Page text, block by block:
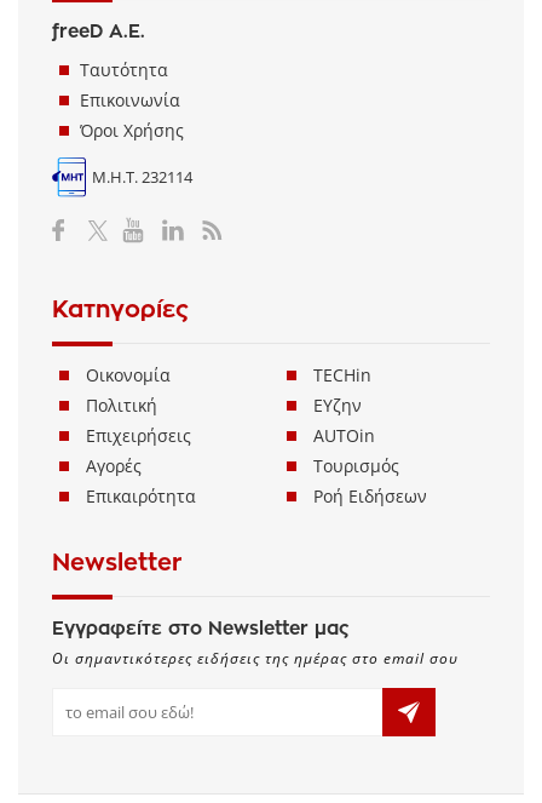
freeD Α.Ε.
Ταυτότητα
Επικοινωνία
Όροι Χρήσης
Μ.Η.Τ. 232114
Κατηγορίες
Οικονομία
Πολιτική
Επιχειρήσεις
Αγορές
Επικαιρότητα
TECHin
ΕΥζην
AUTOin
Τουρισμός
Ροή Ειδήσεων
Newsletter
Εγγραφείτε στο Newsletter μας
Οι σημαντικότερες ειδήσεις της ημέρας στο email σου